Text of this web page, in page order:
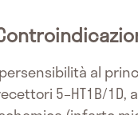
al
5–HT1B/